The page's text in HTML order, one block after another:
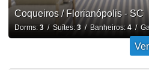
Coqueiros / Florianópolis - SC
Dorms: 3/ Suítes: 3/ Banheiros: 4/